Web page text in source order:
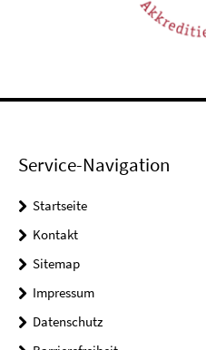
Service-Navigation
Startseite
Kontakt
Sitemap
Impressum
Datenschutz